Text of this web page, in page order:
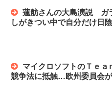
蓮舫さんの大島演説 ガ
しがきつい中で自分だけ日陰
マイクロソフトのＴｅａ
競争法に抵触…欧州委員会